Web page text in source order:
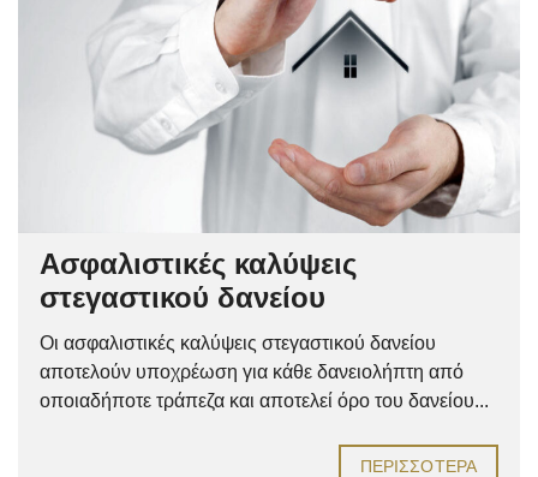
Ασφαλιστικές καλύψεις
στεγαστικού δανείου
Οι ασφαλιστικές καλύψεις στεγαστικού δανείου
αποτελούν υποχρέωση για κάθε δανειολήπτη από
οποιαδήποτε τράπεζα και αποτελεί όρο του δανείου...
ΠΕΡΙΣΣΌΤΕΡΑ